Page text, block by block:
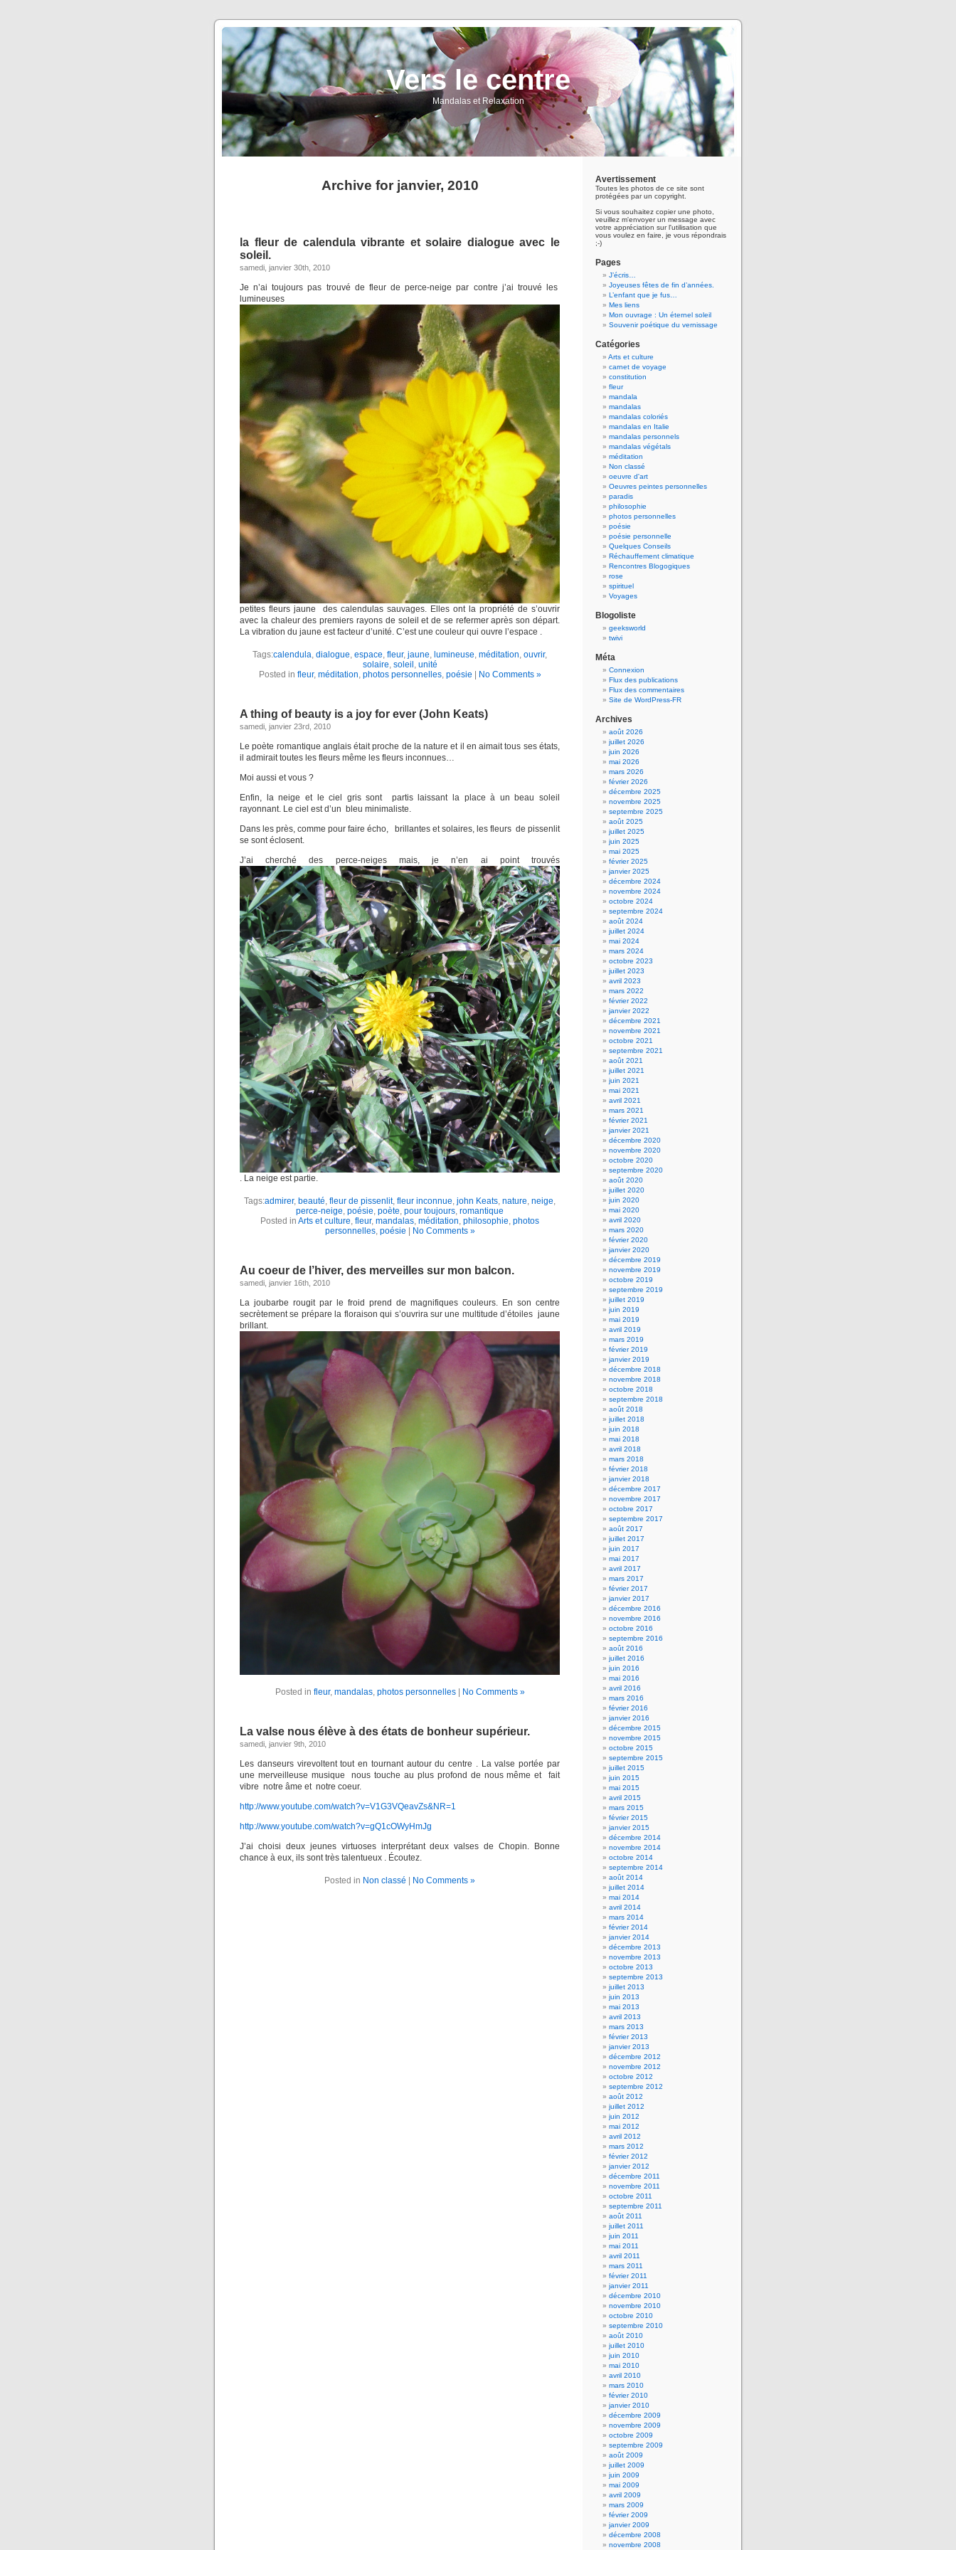
Vers le centre
Mandalas et Relaxation
Archive for janvier, 2010
la fleur de calendula vibrante et solaire dialogue avec le
soleil.
samedi, janvier 30th, 2010
Je n’ai toujours pas trouvé de fleur de perce-neige par contre j’ai trouvé les
lumineuses
petites fleurs jaune des calendulas sauvages. Elles ont la propriété de s’ouvrir
avec la chaleur des premiers rayons de soleil et de se refermer après son départ.
La vibration du jaune est facteur d’unité. C’est une couleur qui ouvre l’espace .
Tags:calendula, dialogue, espace, fleur, jaune, lumineuse, méditation, ouvrir,
solaire, soleil , unité
Posted in fleur, méditation, photos personnelles, poésie No Comments »
A thing of beauty is a joy for ever (John Keats)
samedi, janvier 23rd, 2010
Le poète romantique anglais était proche de la nature et il en aimait tous ses états,
il admirait toutes les fleurs même les fleurs inconnues…
Moi aussi et vous ?
Enfin, la neige et le ciel gris sont partis laissant la place à un beau soleil
rayonnant. Le ciel est d’un bleu minimaliste.
Dans les près, comme pour faire écho, brillantes et solaires, les fleurs de pissenlit
se sont éclosent.
J’ai cherché des perce-neiges mais, je n’en ai point trouvés
. La neige est partie.
Tags:admirer, beauté, fleur de pissenlit, fleur inconnue, john Keats, nature, neige,
perce-neige, poésie, poète, pour toujours, romantique
Posted in Arts et culture, fleur, mandalas, méditation, philosophie, photos
personnelles, poésie No Comments »
Au coeur de l’hiver, des merveilles sur mon balcon.
samedi, janvier 16th, 2010
La joubarbe rougit par le froid prend de magnifiques couleurs. En son centre
secrètement se prépare la floraison qui s’ouvrira sur une multitude d’étoiles jaune
brillant.
Posted in fleur, mandalas, photos personnelles| No Comments »
La valse nous élève à des états de bonheur supérieur.
samedi, janvier 9th, 2010
Les danseurs virevoltent tout en tournant autour du centre . La valse portée par
une merveilleuse musique nous touche au plus profond de nous même et fait
vibre notre âme et notre coeur.
http://www.youtube.com/watch?v=V1G3VQeavZs&NR=1
http://www.youtube.com/watch?v=gQ1cOWyHmJg
J’ai choisi deux jeunes virtuoses interprétant deux valses de Chopin. Bonne
chance à eux, ils sont très talentueux . Écoutez.
Posted in Non classé No Comments »
Avertissement
Toutes les photos de ce site sont
protégées par un copyright.
Si vous souhaitez copier une photo,
veuillez m'envoyer un message avec
votre appréciation sur l'utilisation que
vous voulez en faire, je vous répondrais
;-)
Pages
J’écris…
Joyeuses fêtes de fin d’années.
L’enfant que je fus…
Mes liens
Mon ouvrage : Un éternel soleil
Souvenir poétique du vernissage
Catégories
Arts et culture
carnet de voyage
constitution
fleur
mandala
mandalas
mandalas coloriés
mandalas en Italie
mandalas personnels
mandalas végétals
méditation
Non classé
oeuvre d'art
Oeuvres peintes personnelles
paradis
philosophie
photos personnelles
poésie
poésie personnelle
Quelques Conseils
Réchauffement climatique
Rencontres Blogogiques
rose
spirituel
Voyages
Blogoliste
geeksworld
twivi
Méta
Connexion
Flux des publications
Flux des commentaires
Site de WordPress-FR
Archives
août 2026
juillet 2026
juin 2026
mai 2026
mars 2026
février 2026
décembre 2025
novembre 2025
septembre 2025
août 2025
juillet 2025
juin 2025
mai 2025
février 2025
janvier 2025
décembre 2024
novembre 2024
octobre 2024
septembre 2024
août 2024
juillet 2024
mai 2024
mars 2024
octobre 2023
juillet 2023
avril 2023
mars 2022
février 2022
janvier 2022
décembre 2021
novembre 2021
octobre 2021
septembre 2021
août 2021
juillet 2021
juin 2021
mai 2021
avril 2021
mars 2021
février 2021
janvier 2021
décembre 2020
novembre 2020
octobre 2020
septembre 2020
août 2020
juillet 2020
juin 2020
mai 2020
avril 2020
mars 2020
février 2020
janvier 2020
décembre 2019
novembre 2019
octobre 2019
septembre 2019
juillet 2019
juin 2019
mai 2019
avril 2019
mars 2019
février 2019
janvier 2019
décembre 2018
novembre 2018
octobre 2018
septembre 2018
août 2018
juillet 2018
juin 2018
mai 2018
avril 2018
mars 2018
février 2018
janvier 2018
décembre 2017
novembre 2017
octobre 2017
septembre 2017
août 2017
juillet 2017
juin 2017
mai 2017
avril 2017
mars 2017
février 2017
janvier 2017
décembre 2016
novembre 2016
octobre 2016
septembre 2016
août 2016
juillet 2016
juin 2016
mai 2016
avril 2016
mars 2016
février 2016
janvier 2016
décembre 2015
novembre 2015
octobre 2015
septembre 2015
juillet 2015
juin 2015
mai 2015
avril 2015
mars 2015
février 2015
janvier 2015
décembre 2014
novembre 2014
octobre 2014
septembre 2014
août 2014
juillet 2014
mai 2014
avril 2014
mars 2014
février 2014
janvier 2014
décembre 2013
novembre 2013
octobre 2013
septembre 2013
juillet 2013
juin 2013
mai 2013
avril 2013
mars 2013
février 2013
janvier 2013
décembre 2012
novembre 2012
octobre 2012
septembre 2012
août 2012
juillet 2012
juin 2012
mai 2012
avril 2012
mars 2012
février 2012
janvier 2012
décembre 2011
novembre 2011
octobre 2011
septembre 2011
août 2011
juillet 2011
juin 2011
mai 2011
avril 2011
mars 2011
février 2011
janvier 2011
décembre 2010
novembre 2010
octobre 2010
septembre 2010
août 2010
juillet 2010
juin 2010
mai 2010
avril 2010
mars 2010
février 2010
janvier 2010
décembre 2009
novembre 2009
octobre 2009
septembre 2009
août 2009
juillet 2009
juin 2009
mai 2009
avril 2009
mars 2009
février 2009
janvier 2009
décembre 2008
novembre 2008